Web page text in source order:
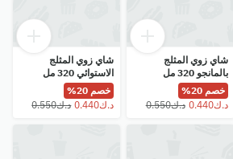
شاي زوي المثلج
بالمانجو 320 مل
خصم 20%
⁦د.ك0.440⁩
⁦د.ك0.550⁩
شاي زوي المثلج
الاستوائي 320 مل
خصم 20%
⁦د.ك0.550⁩